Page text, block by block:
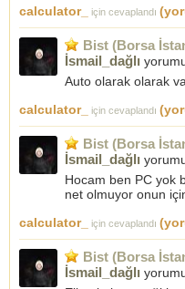
calculator_
için cevaplandı
Bist (Borsa
İsmail_dağlı
Auto olarak olarak
calculator_
için cevaplandı
Bist (Borsa
İsmail_dağlı
Hocam ben PC yok
net olmuyor onun
calculator_
için cevaplandı
Bist (Borsa
İsmail_dağlı